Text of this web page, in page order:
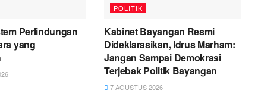
Perlindungan
yang
POLITIK
Kabinet Bayangan Resmi
Dideklarasikan, Idrus Marham:
Jangan Sampai Demokrasi
Terjebak Politik Bayangan
7 AGUSTUS 2026